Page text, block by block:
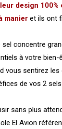
design
manier et ils ont
sel concentre
à votre bien-
vous sentirez
de vos 2
sans plus
El Avion